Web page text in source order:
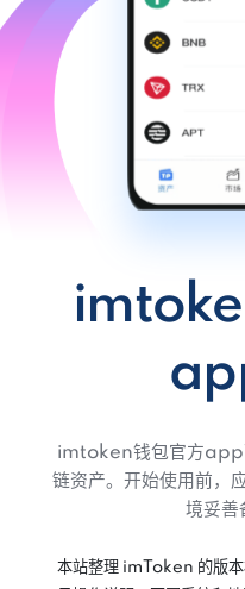
imtoken钱包官方app
链资产。开始使用前，
境妥善
本站整理 imToken 的版本